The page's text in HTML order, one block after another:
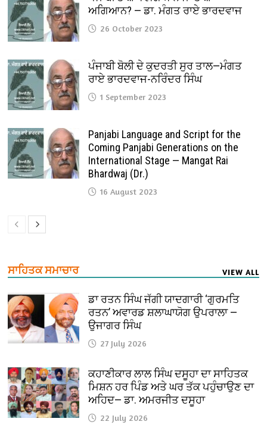
ਅਗਿਆਨ? — ਡਾ. ਮੰਗਤ ਰਾਏ ਭਾਰਦਵਾਜ
26 October 2023
ਪੰਜਾਬੀ ਬੋਲੀ ਦੇ ਕੁਦਰਤੀ ਸੁਰ ਤਾਲ—ਮੰਗਤ
ਰਾਏ ਭਾਰਦਵਾਜ-ਨਰਿੰਦਰ ਸਿੰਘ
1 September 2023
Panjabi Language and Script for the
Coming Panjabi Generations on the
International Stage — Mangat Rai
Bhardwaj (Dr.)
16 August 2023
ਸਾਹਿਤਕ ਸਮਾਚਾਰ VIEW ALL
ਡਾ ਰਤਨ ਸਿੰਘ ਜੱਗੀ ਯਾਦਗਾਰੀ ‘ਗੁਰਮਤਿ
ਰਤਨ’ ਅਵਾਰਡ ਸ਼ਲਾਘਾਯੋਗ ਉਪਰਾਲਾ —
ਉਜਾਗਰ ਸਿੰਘ
27 July 2026
ਕਹਾਣੀਕਾਰ ਲਾਲ ਸਿੰਘ ਦਸੂਹਾ ਦਾ ਸਾਹਿਤਕ
ਮਿਸ਼ਨ ਹਰ ਪਿੰਡ ਅਤੇ ਘਰ ਤੱਕ ਪਹੁੰਚਾਉਣ ਦਾ
ਅਹਿਦ— ਡਾ. ਅਮਰਜੀਤ ਦਸੂਹਾ
22 July 2026